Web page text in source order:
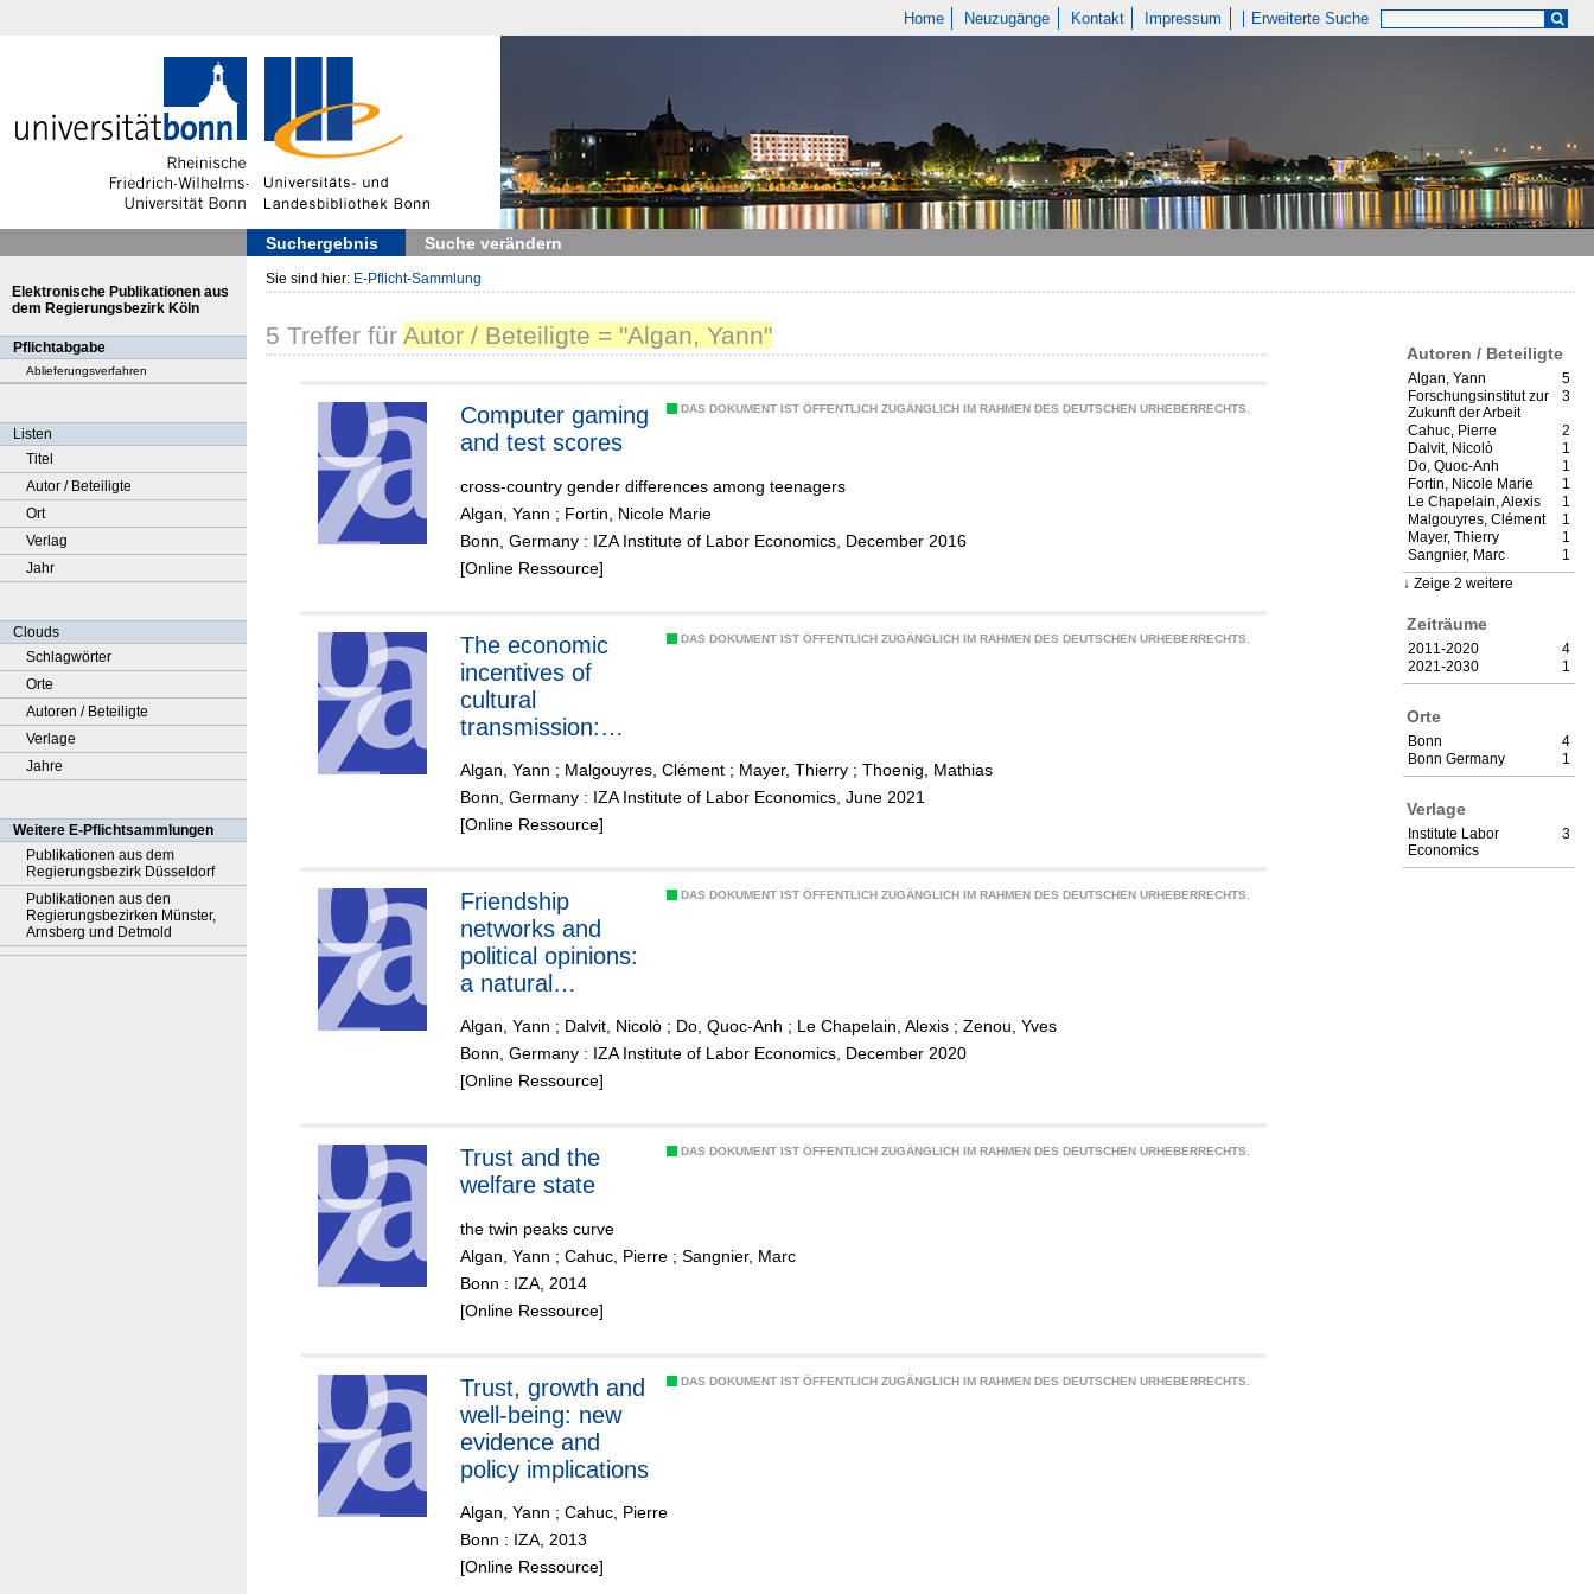
Home Neuzugänge Kontakt Impressum Erweiterte Suche
Suchergebnis Suche verändern
Elektronische Publikationen aus
dem Regierungsbezirk Köln
Pflichtabgabe
Ablieferungsverfahren
Listen
Titel
Autor / Beteiligte
Ort
Verlag
Jahr
Clouds
Schlagwörter
Orte
Autoren / Beteiligte
Verlage
Jahre
Weitere E-Pflichtsammlungen
Publikationen aus dem
Regierungsbezirk Düsseldorf
Publikationen aus den
Regierungsbezirken Münster,
Arnsberg und Detmold
Sie sind hier: E-Pflicht-Sammlung
Autoren / Beteiligte
5
Algan, Yann
3
Forschungsinstitut zur
Zukunft der Arbeit
2
Cahuc, Pierre
1
Dalvit, Nicolò
1
Do, Quoc-Anh
1
Fortin, Nicole Marie
1
Le Chapelain, Alexis
1
Malgouyres, Clément
1
Mayer, Thierry
1
Sangnier, Marc
Zeige 2 weitere
Zeiträume
4
2011-2020
1
2021-2030
Orte
4
Bonn
1
Bonn Germany
Verlage
3
Institute Labor
Economics
5 Treffer für Autor / Beteiligte = "Algan, Yann"
DAS DOKUMENT IST ÖFFENTLICH ZUGÄNGLICH IM RAHMEN DES DEUTSCHEN URHEBERRECHTS.
Computer gaming
and test scores
cross-country gender differences among teenagers
Algan, Yann ; Fortin, Nicole Marie
Bonn, Germany : IZA Institute of Labor Economics, December 2016
[Online Ressource]
DAS DOKUMENT IST ÖFFENTLICH ZUGÄNGLICH IM RAHMEN DES DEUTSCHEN URHEBERRECHTS.
The economic
incentives of
cultural
transmission:
from naming
patterns across
France
Algan, Yann ; Malgouyres, Clément ; Mayer, Thierry ; Thoenig, Mathias
Bonn, Germany : IZA Institute of Labor Economics, June 2021
[Online Ressource]
DAS DOKUMENT IST ÖFFENTLICH ZUGÄNGLICH IM RAHMEN DES DEUTSCHEN URHEBERRECHTS.
Friendship
networks and
political opinions:
a natural
among future
French politicians
Algan, Yann ; Dalvit, Nicolò ; Do, Quoc-Anh ; Le Chapelain, Alexis ; Zenou, Yves
Bonn, Germany : IZA Institute of Labor Economics, December 2020
[Online Ressource]
DAS DOKUMENT IST ÖFFENTLICH ZUGÄNGLICH IM RAHMEN DES DEUTSCHEN URHEBERRECHTS.
Trust and the
welfare state
the twin peaks curve
Algan, Yann ; Cahuc, Pierre ; Sangnier, Marc
Bonn : IZA, 2014
[Online Ressource]
DAS DOKUMENT IST ÖFFENTLICH ZUGÄNGLICH IM RAHMEN DES DEUTSCHEN URHEBERRECHTS.
Trust, growth and
well-being: new
evidence and
policy implications
Algan, Yann ; Cahuc, Pierre
Bonn : IZA, 2013
[Online Ressource]